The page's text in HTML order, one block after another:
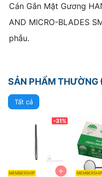
Cán Gắn Mặt Gương
AND MICRO-BLADES
phẫu.
SẢN PHẨM
Tất cả
+
-31%
MEMBERSHIP MEMBERSHIP